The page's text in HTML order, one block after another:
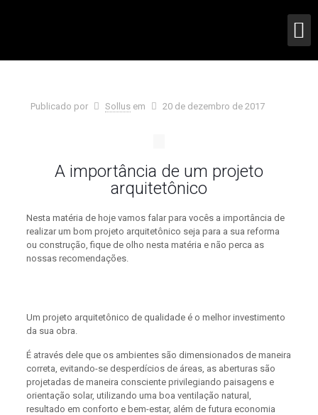
Publicado por Sollus em 20 de dezembro de 2017
A importância de um projeto
arquitetônico
Nesta matéria de hoje vamos falar para vocês a importância de
realizar um bom projeto arquitetônico seja para a sua reforma
ou construção, fique de olho nesta matéria e não perca as
nossas recomendações.
Um projeto arquitetônico de qualidade é o melhor investimento
da sua obra.
É através dele que os ambientes são dimensionados de maneira
correta, evitando-se desperdícios de áreas, as aberturas são
projetadas de maneira consciente privilegiando paisagens e
orientação solar, utilizando uma boa ventilação natural,
resultado em conforto e bem-estar, além de futura economia